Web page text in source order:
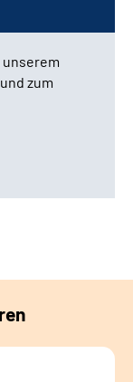
zum